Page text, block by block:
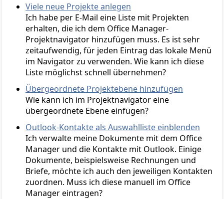
Viele neue Projekte anlegen
Ich habe per E-Mail eine Liste mit Projekten
erhalten, die ich dem Office Manager-
Projektnavigator hinzufügen muss. Es ist sehr
zeitaufwendig, für jeden Eintrag das lokale Menü
im Navigator zu verwenden. Wie kann ich diese
Liste möglichst schnell übernehmen?
Übergeordnete Projektebene hinzufügen
Wie kann ich im Projektnavigator eine
übergeordnete Ebene einfügen?
Outlook-Kontakte als Auswahlliste einblenden
Ich verwalte meine Dokumente mit dem Office
Manager und die Kontakte mit Outlook. Einige
Dokumente, beispielsweise Rechnungen und
Briefe, möchte ich auch den jeweiligen Kontakten
zuordnen. Muss ich diese manuell im Office
Manager eintragen?